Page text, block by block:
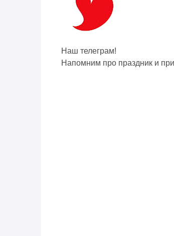
Наш телеграм!
Напомним про праздник и